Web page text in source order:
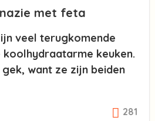
met feta
veel terugkomende
koolhydraatarme keuken.
want ze zijn beiden
281